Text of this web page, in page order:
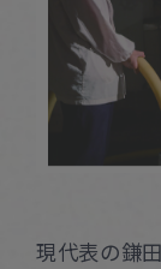
現代表の鎌